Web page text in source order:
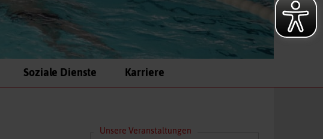
Soziale Dienste Karriere
Unsere Veranstaltungen